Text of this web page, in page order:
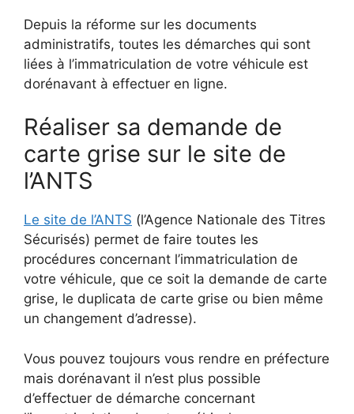
Depuis la réforme sur les documents
administratifs, toutes les démarches qui sont
liées à l’immatriculation de votre véhicule est
dorénavant à effectuer en ligne.
Réaliser sa demande de
carte grise sur le site de
l’ANTS
Le site de l’ANTS (l’Agence Nationale des Titres
Sécurisés) permet de faire toutes les
procédures concernant l’immatriculation de
votre véhicule, que ce soit la demande de carte
grise, le duplicata de carte grise ou bien même
un changement d’adresse).
Vous pouvez toujours vous rendre en préfecture
mais dorénavant il n’est plus possible
d’effectuer de démarche concernant